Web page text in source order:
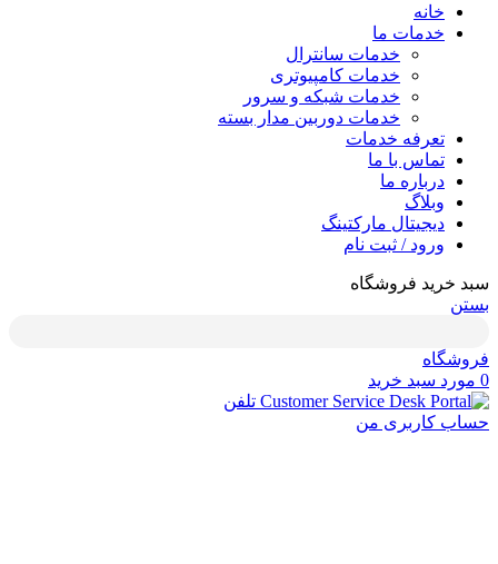
خانه
خدمات ما
خدمات سانترال
خدمات کامپیوتری
خدمات شبکه و سرور
خدمات دوربین مدار بسته
تعرفه خدمات
تماس با ما
درباره ما
وبلاگ
دیجیتال مارکتینگ
ورود / ثبت نام
فروشگاه
سبد خرید
تلفن
کاربری من